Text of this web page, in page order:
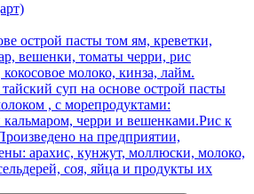
острой пасты том ям, креветки,
вешенки, томаты черри, рис
молоко, кинза, лайм.
суп на основе острой пасты
, с морепродуктами:
кальмаром, черри и вешенками.Рис к
на предприятии,
арахис, кунжут, моллюски, молоко,
соя, яйца и продукты их